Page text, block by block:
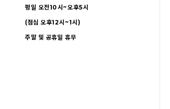
평일 오전10시~오후5시
(점심 오후12시~1시)
주말 및 공휴일 휴무